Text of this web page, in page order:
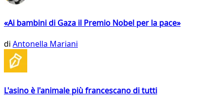
«Ai bambini di Gaza il Premio Nobel per la pace»
di Antonella Mariani
L'asino è l'animale più francescano di tutti